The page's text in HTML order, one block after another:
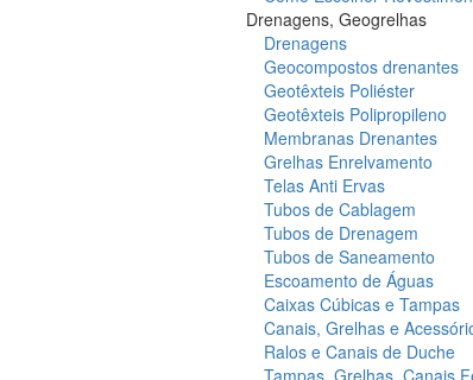
Drenagens, Geogrelhas
Drenagens
Geocompostos drenantes
Geotêxteis Poliéster
Geotêxteis Polipropileno
Membranas Drenantes
Grelhas Enrelvamento
Telas Anti Ervas
Tubos de Cablagem
Tubos de Drenagem
Tubos de Saneamento
Escoamento de Águas
Caixas Cúbicas e Tampas
Canais, Grelhas e
Ralos e Canais de Duche
Tampas, Grelhas, Canais